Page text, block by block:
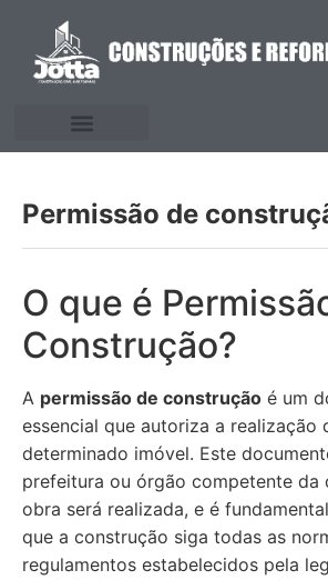
Permissão de
O que é
Construção?
A permissão de construção é um
essencial que autoriza a realização
determinado imóvel. Este
prefeitura ou órgão competente da
obra será realizada, e é
que a construção siga todas as
regulamentos estabelecidos pela